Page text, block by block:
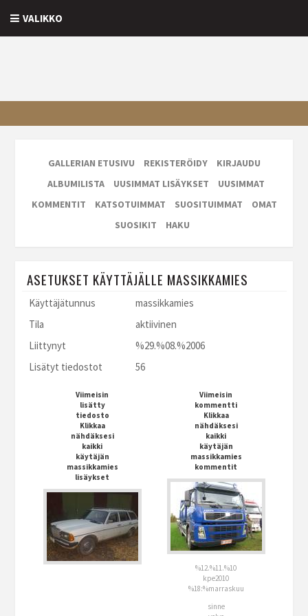
VALIKKO
GALLERIAN ETUSIVU REKISTERÖIDY
KIRJAUDU
ALBUMILISTA
UUSIMMAT LISÄYKSET
UUSIMMAT
KOMMENTIT
KATSOTUIMMAT SUOSITUIMMAT
OMAT
SUOSIKIT
HAKU
ASETUKSET KÄYTTÄJÄLLE MASSIKKAMIES
Käyttäjätunnus
massikkamies
Tila
aktiivinen
Liittynyt
%29.%08.%2006
Lisätyt tiedostot
56
Viimeisin
lisätty
tiedosto
Klikkaa
nähdäksesi
kaikki
käytäjän
massikkamies
lisäykset
Viimeisin
kommentti
Klikkaa
nähdäksesi
kaikki
käytäjän
massikkamies
kommentit
%12.%11.%10
kpe2010
%18:%marraskuu
sinne